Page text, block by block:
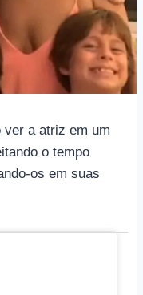
a atriz em um
o tempo
os em suas